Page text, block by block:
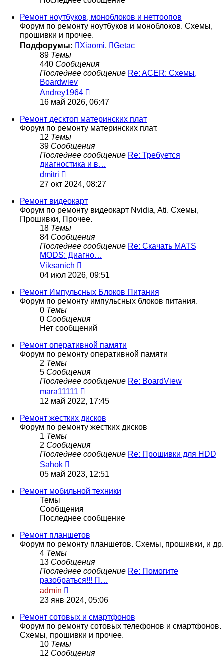
Ремонт ноутбуков, моноблоков и неттоопов
Форум по ремонту ноутбуков и моноблоков. Схемы,
прошивки и прочее.
Подфорумы:
Xiaomi,
Getac
89 Темы
440 Сообщения
Последнее сообщение Re: ACER: Схемы,
Boardwiev
Andrey1964
к
сообщению
16 май 2026, 06:47
Ремонт десктоп материнских плат
Форум по ремонту материнских плат.
12 Темы
39 Сообщения
Последнее сообщение Re: Требуется
диагностика и в…
dmitri
к
сообщению
27 окт 2024, 08:27
Ремонт видеокарт
Форум по ремонту видеокарт Nvidia, Ati. Схемы,
Прошивки, Прочее.
18 Темы
84 Сообщения
Последнее сообщение Re: Скачать MATS
MODS: Диагно…
Viksanich
к
сообщению
04 июл 2026, 09:51
Ремонт Импульсных Блоков Питания
Форум по ремонту импульсных блоков питания.
0 Темы
0 Сообщения
Нет сообщений
Ремонт оперативной памяти
Форум по ремонту оперативной памяти
2 Темы
5 Сообщения
Последнее сообщение Re: BoardView
mara11111
сообщению
12 май 2022, 17:45
Ремонт жестких дисков
Форум по ремонту жестких дисков
1 Темы
2 Сообщения
Последнее сообщение Re: Прошивки для HDD
Sahok
к
сообщению
05 май 2023, 12:51
Ремонт мобильной техники
Темы
Сообщения
Последнее сообщение
Ремонт планшетов
Форум по ремонту планшетов. Схемы, прошивки, и др.
4 Темы
13 Сообщения
Последнее сообщение Re: Помогите
разобраться!!! П…
admin
к
сообщению
23 янв 2024, 05:06
Ремонт сотовых и смартфонов
Форум по ремонту сотовых телефонов и смартфонов.
Схемы, прошивки и прочее.
10 Темы
12 Сообщения